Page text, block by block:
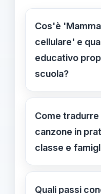
Cos'è
cellulare' e
educativo
scuola?
È una
famiglie e
consapevole
dall'infanzia.
Come
canzone in
classe e
Trasforma
pratiche
Quali passi